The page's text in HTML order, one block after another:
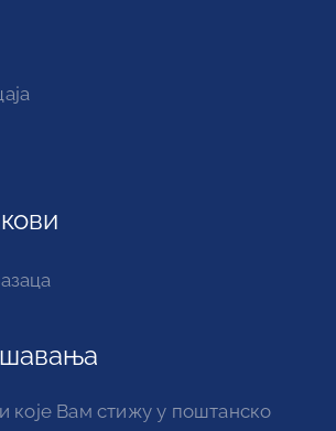
које Вам стижу у поштанско